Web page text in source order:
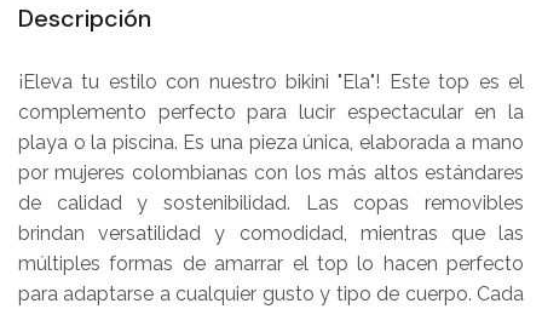
Descripción
¡Eleva tu estilo con nuestro bikini "Ela"! Este top es el
complemento perfecto para lucir espectacular en la
playa o la piscina. Es una pieza única, elaborada a mano
por mujeres colombianas con los más altos estándares
de calidad y sostenibilidad. Las copas removibles
brindan versatilidad y comodidad, mientras que las
múltiples formas de amarrar el top lo hacen perfecto
para adaptarse a cualquier gusto y tipo de cuerpo. Cada